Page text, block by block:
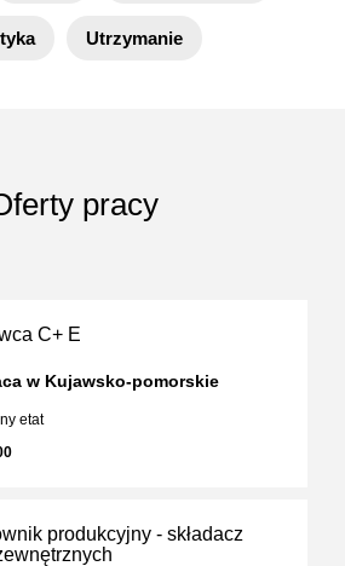
Utrzymanie
pracy
C+ E
w Kujawsko-pomorskie
etat
produkcyjny - składacz